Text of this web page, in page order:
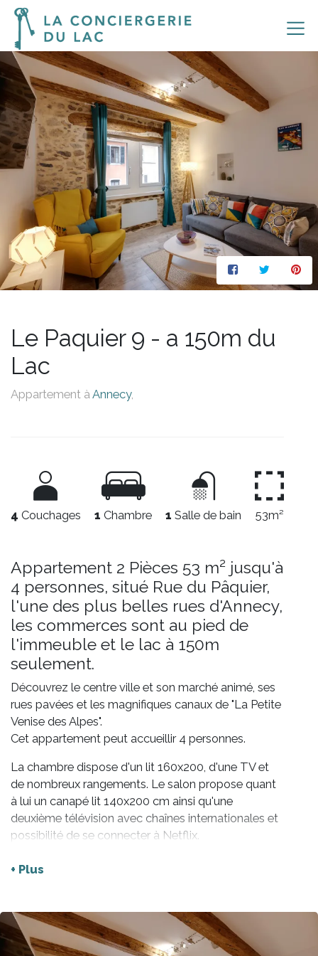
Le Paquier 9 - a 150m du
Lac
Appartement àAnnecy,
4 Couchages 1 Chambre 1 Salle de bain 53m²
Appartement 2 Pièces 53 m² jusqu'à
4 personnes, situé Rue du Pâquier,
l'une des plus belles rues d'Annecy,
les commerces sont au pied de
l'immeuble et le lac à 150m
seulement.
Découvrez le centre ville et son marché animé, ses
rues pavées et les magnifiques canaux de "La Petite
Venise des Alpes".
Cet appartement peut accueillir 4 personnes.
La chambre dispose d'un lit 160x200, d'une TV et
de nombreux rangements. Le salon propose quant
à lui un canapé lit 140x200 cm ainsi qu'une
deuxième télévision avec chaînes internationales et
possibilité de se connecter à Netflix.
équipements nécessaires pour passer un bon séjour
La salle d’eau est équipée d’une baignoire et des
WC.
+ Plus